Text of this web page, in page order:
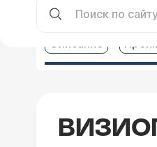
Описание